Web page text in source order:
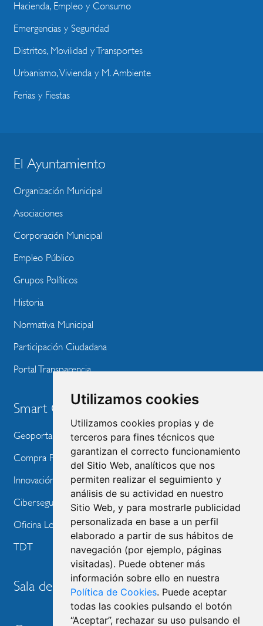
Utilizamos cookies
Utilizamos cookies propias y de
terceros para fines técnicos que
garantizan el correcto funcionamiento
del Sitio Web, analíticos que nos
permiten realizar el seguimiento y
análisis de su actividad en nuestro
Sitio Web, y para mostrarle publicidad
personalizada en base a un perfil
elaborado a partir de sus hábitos de
navegación (por ejemplo, páginas
visitadas). Puede obtener más
información sobre ello en nuestra
Política de Cookies. Puede aceptar
todas las cookies pulsando el botón
“Aceptar”, rechazar su uso pulsando el
Hacienda, Empleo y Consumo
Emergencias y Seguridad
Distritos, Movilidad y Transportes
Urbanismo, Vivienda y M. Ambiente
Ferias y Fiestas
BLOQUE
MENU
WEBSITE
El Ayuntamiento
Organización Municipal
Asociaciones
Corporación Municipal
Empleo Público
Grupos Políticos
Historia
Normativa Municipal
Participación Ciudadana
Portal Transparencia
Smart City
Geoportal
Compra Pública de Innovación
Innovación Tecnológica
Ciberseguridad
Oficina Local de Ayudas Públicas
TDT
Sala de prensa